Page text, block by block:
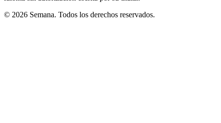
© 2026 Semana. Todos los derechos reservados.